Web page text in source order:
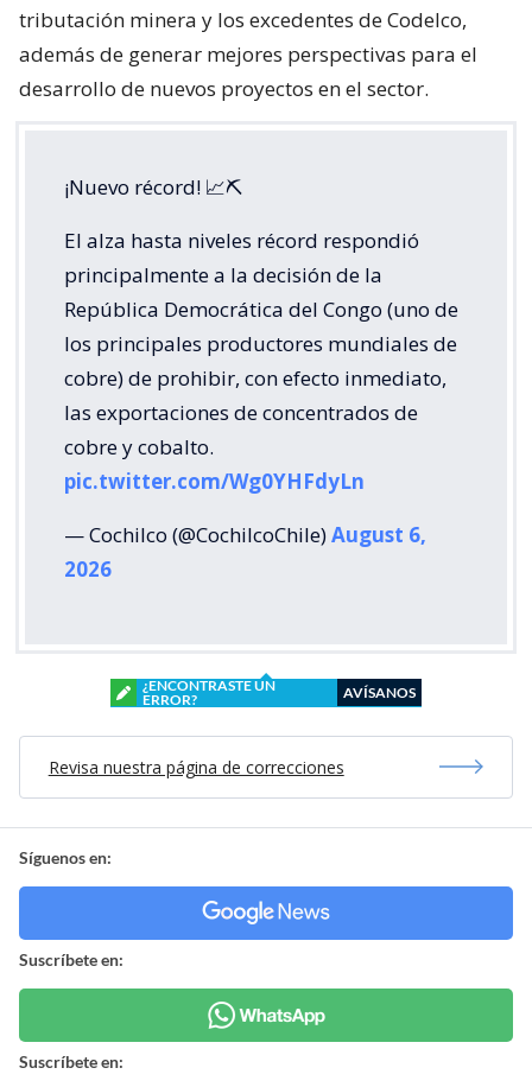
tributación minera y los excedentes de Codelco,
además de generar mejores perspectivas para el
desarrollo de nuevos proyectos en el sector.
¡Nuevo récord! 📈⛏️
El alza hasta niveles récord respondió
principalmente a la decisión de la
República Democrática del Congo (uno de
los principales productores mundiales de
cobre) de prohibir, con efecto inmediato,
las exportaciones de concentrados de
cobre y cobalto.
pic.twitter.com/Wg0YHFdyLn
— Cochilco (@CochilcoChile)August 6,
2026
¿ENCONTRASTE UN
ERROR?
AVÍSANOS
Revisa nuestra página de correcciones
Síguenos en:
Suscríbete en:
Suscríbete en: